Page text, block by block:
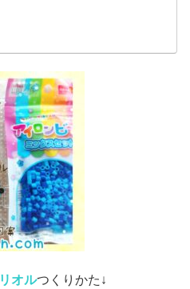
リオルつくりかた↓